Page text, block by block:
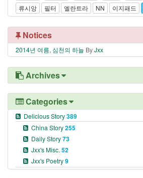
류시앙
필터 엘란트라 NN 이지패드
Notices
2014년 여름, 심천의 하늘 ByJxx
Archives
Categories
Delicious Story389
China Story255
Daily Story73
Jxx's Misc.52
Jxx's Poetry9